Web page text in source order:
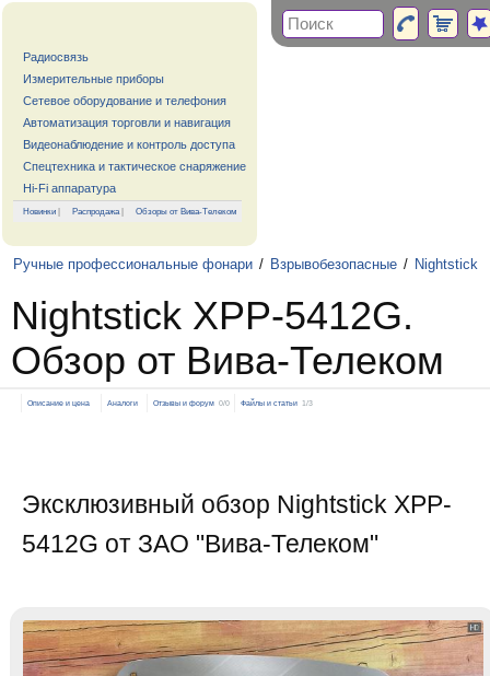
Радиосвязь
Измерительные приборы
Сетевое оборудование и телефония
Автоматизация торговли и навигация
Видеонаблюдение и контроль доступа
Спецтехника и тактическое снаряжение
Hi-Fi аппаратура
Новинки | Распродажа| Обзоры от Вива-Телеком
Ручные профессиональные фонари / Взрывобезопасные / Nightstick
Nightstick XPP-5412G.
Обзор от Вива-Телеком
Описание и цена Аналоги Отзывы и форум 0/0 Файлы и статьи 1/3
Эксклюзивный обзор Nightstick XPP-
5412G от ЗАО "Вива-Телеком"